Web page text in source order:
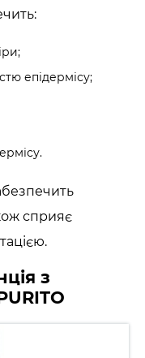
епідермісу;
сприяє
з